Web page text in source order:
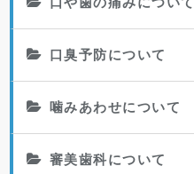
口臭予防について
噛みあわせについて
審美歯科について